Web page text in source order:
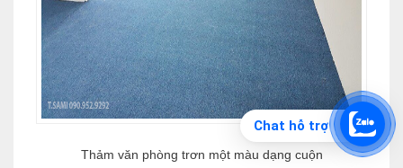
Thảm văn phòng trơn một màu dạng cuộn
Chat hỗ trợ